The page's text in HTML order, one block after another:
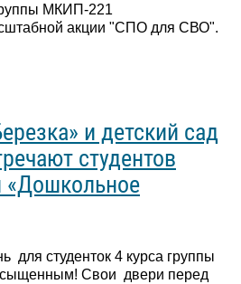
МКИП-221
акции "СПО для СВО".
и детский сад
студентов
«Дошкольное
для студенток 4 курса группы
Свои двери перед